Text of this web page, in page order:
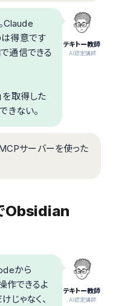
テキトー教師
.AI認定講師
Claude
得意です
通信できる
を取得した
きない。
サーバーを使った
Obsidian
テキトー教師
.AI認定講師
から
作できるよ
じゃなく、